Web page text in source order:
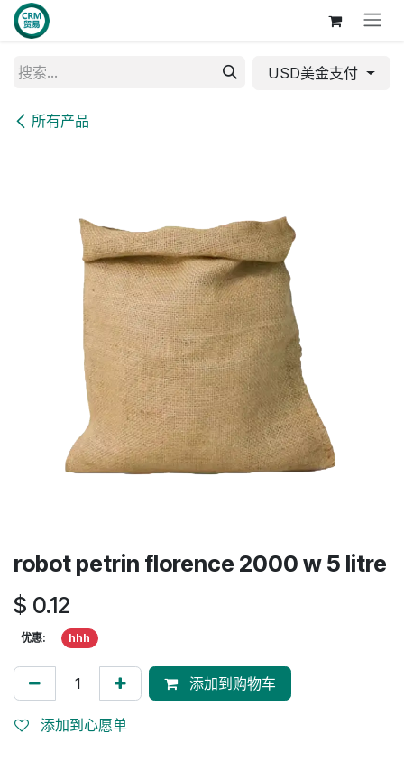
跳至内容
所有产品
USD美金支付
robot petrin florence 2000 w 5 litre
$ 0.12
优惠: hhh
添加到购物车
添加到心愿单